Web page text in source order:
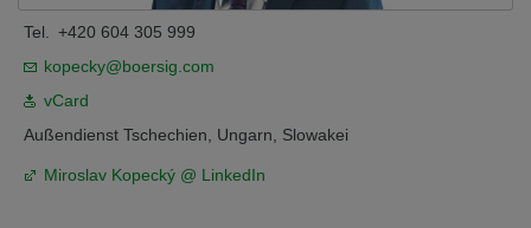
Tel.
+420 604 305 999
kopecky@boersig.com
vCard
Außendienst Tschechien, Ungarn, Slowakei
Miroslav Kopecký @ LinkedIn